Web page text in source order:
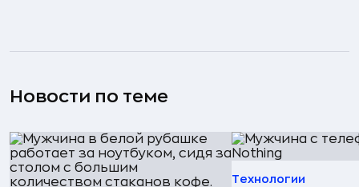
Новости по теме
Технологии